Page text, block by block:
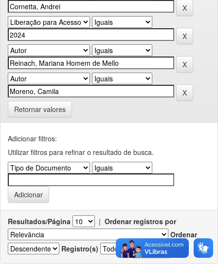
Retornar valores
Adicionar filtros:
Utilizar filtros para refinar o resultado de busca.
Resultados/Página | Ordenar registros por
Ordenar
Registro(s)